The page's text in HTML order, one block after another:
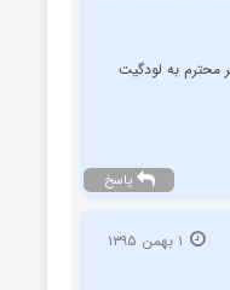
محترم به لودگیت
پاسخ